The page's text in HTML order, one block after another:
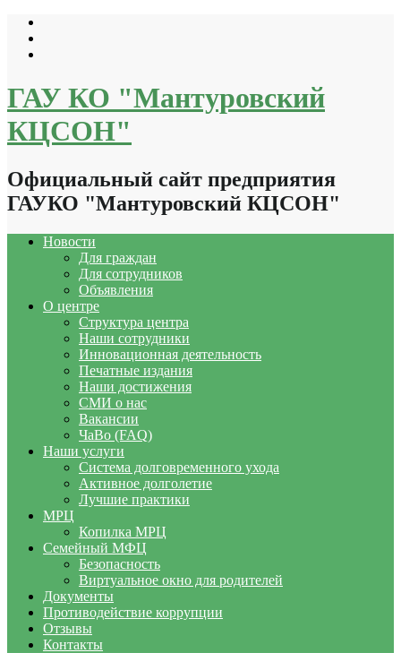
Перейти
содержимому
ГАУ КО "Мантуровский
КЦСОН"
Официальный сайт предприятия
ГАУКО "Мантуровский КЦСОН"
Новости
Для граждан
Для сотрудников
Объявления
О центре
Структура центра
Наши сотрудники
Инновационная деятельность
Печатные издания
Наши достижения
СМИ о нас
Вакансии
ЧаВо (FAQ)
Наши услуги
Система долговременного ухода
Активное долголетие
Лучшие практики
МРЦ
Копилка МРЦ
Семейный МФЦ
Безопасность
Виртуальное окно для родителей
Документы
Противодействие коррупции
Отзывы
Контакты